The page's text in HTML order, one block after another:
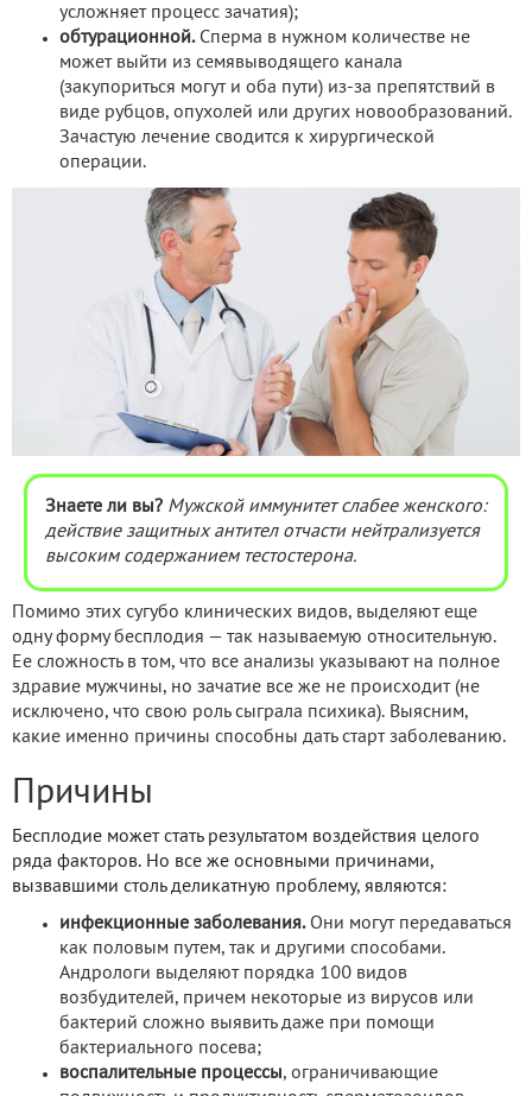
усложняет процесс зачатия);
обтурационной.Сперма в нужном количестве не
может выйти из семявыводящего канала
(закупориться могут и оба пути) из-за препятствий в
виде рубцов, опухолей или других новообразований.
Зачастую лечение сводится к хирургической
операции.
Знаете ли вы? Мужской иммунитет слабее женского:
действие защитных антител отчасти нейтрализуется
высоким содержанием тестостерона.
Помимо этих сугубо клинических видов, выделяют еще
одну форму бесплодия — так называемую относительную.
Ее сложность в том, что все анализы указывают на полное
здравие мужчины, но зачатие все же не происходит (не
исключено, что свою роль сыграла психика). Выясним,
какие именно причины способны дать старт заболеванию.
Причины
Бесплодие может стать результатом воздействия целого
ряда факторов. Но все же основными причинами,
вызвавшими столь деликатную проблему, являются:
инфекционные заболевания.Они могут передаваться
как половым путем, так и другими способами.
Андрологи выделяют порядка 100 видов
возбудителей, причем некоторые из вирусов или
бактерий сложно выявить даже при помощи
бактериального посева;
воспалительные процессы, ограничивающие